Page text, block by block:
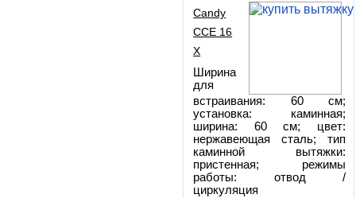
Candy
CCE 16
X
Ширина
для
встраивания: 60 см;
установка: каминная;
ширина: 60 см; цвет:
нержавеющая сталь; тип
каминной вытяжки:
пристенная; режимы
работы: отвод /
циркуляция